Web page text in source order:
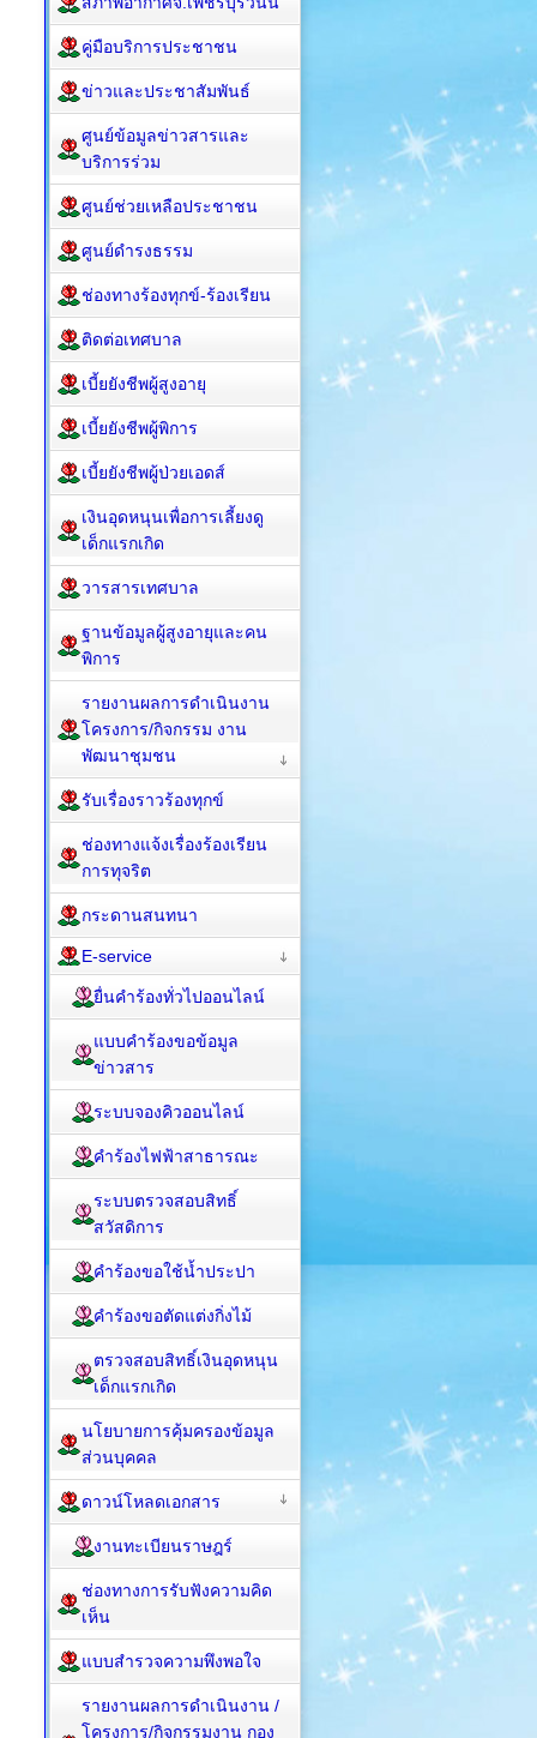
คู่มือบริการประชาชน
ข่าวและประชาสัมพันธ์
ศูนย์ข้อมูลข่าวสารและ
บริการร่วม
ศูนย์ช่วยเหลือประชาชน
ศูนย์ดำรงธรรม
ช่องทางร้องทุกข์-ร้องเรียน
ติดต่อเทศบาล
เบี้ยยังชีพผู้สูงอายุ
เบี้ยยังชีพผู้พิการ
เบี้ยยังชีพผู้ป่วยเอดส์
เงินอุดหนุนเพื่อการเลี้ยงดู
เด็กแรกเกิด
วารสารเทศบาล
ฐานข้อมูลผู้สูงอายุและคน
พิการ
รายงานผลการดำเนินงาน
โครงการ/กิจกรรม งาน
พัฒนาชุมชน
รับเรื่องราวร้องทุกข์
ช่องทางแจ้งเรื่องร้องเรียน
การทุจริต
กระดานสนทนา
E-service
ยื่นคำร้องทั่วไปออนไลน์
แบบคำร้องขอข้อมูล
ข่าวสาร
ระบบจองคิวออนไลน์
คำร้องไฟฟ้าสาธารณะ
ระบบตรวจสอบสิทธิ์
สวัสดิการ
คำร้องขอใช้น้ำประปา
คำร้องขอตัดแต่งกิ่งไม้
ตรวจสอบสิทธิ์เงินอุดหนุน
เด็กแรกเกิด
นโยบายการคุ้มครองข้อมูล
ส่วนบุคคล
ดาวน์โหลดเอกสาร
งานทะเบียนราษฎร์
ช่องทางการรับฟังความคิด
เห็น
แบบสำรวจความพึงพอใจ
รายงานผลการดำเนินงาน /
โครงการ/กิจกรรมงาน กอง